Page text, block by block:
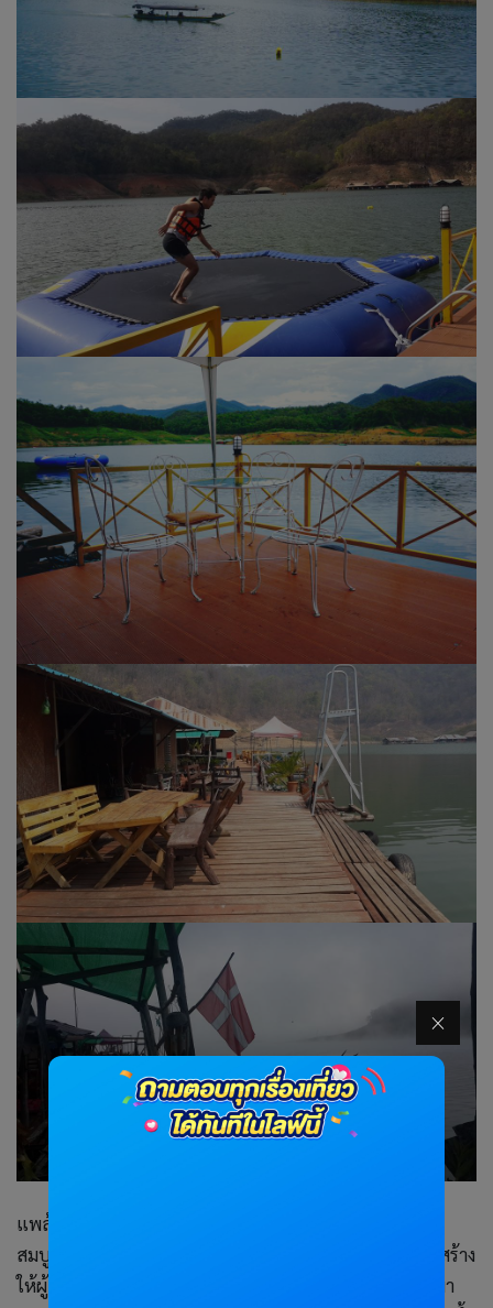
แพล้านนา เป็นที่พักแบบแพลอยน้ำ ที่ตั้งอยู่ในเขื่อนแม่งัด
สมบูรณ์ชล อีกที่นึงที่มีบรรยากาศชิลๆ เป็นกันเอง ที่พักถูกสร้าง
ให้ผู้เข้าพักได้สัมผัสกับธรรมชาติได้อย่างจุใจ ที่ยามเช้าตื่นมา